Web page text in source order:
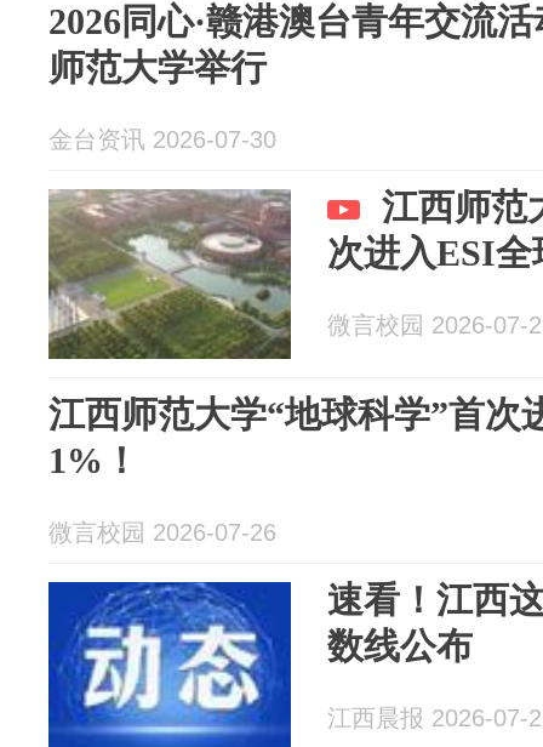
2026同心·赣港澳台青年交流
师范大学举行
金台资讯 2026-07-30
江西师范
次进入ESI
微言校园 2026-07-
江西师范大学“地球科学”首次
1%！
微言校园 2026-07-26
速看！江西
数线公布
江西晨报 2026-07-